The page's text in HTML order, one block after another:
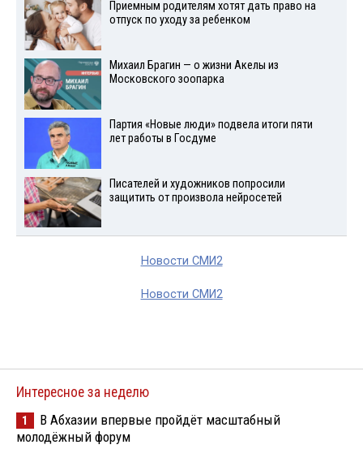
Приемным родителям хотят дать право на
отпуск по уходу за ребенком
Михаил Брагин — о жизни Акелы из
Московского зоопарка
Партия «Новые люди» подвела итоги пяти
лет работы в Госдуме
Писателей и художников попросили
защитить от произвола нейросетей
Новости СМИ2
Новости СМИ2
Интересное за неделю
1
В Абхазии впервые пройдёт масштабный
молодёжный форум